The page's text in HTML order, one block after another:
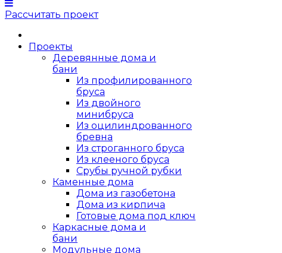
Рассчитать проект
Проекты
Деревянные дома и
бани
Из профилированного
бруса
Из двойного
минибруса
Из оцилиндрованного
бревна
Из строганного бруса
Из клееного бруса
Срубы ручной рубки
Каменные дома
Дома из газобетона
Дома из кирпича
Готовые дома под ключ
Каркасные дома и
бани
Модульные дома